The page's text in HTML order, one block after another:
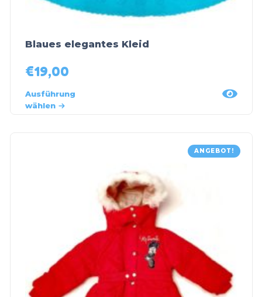
Blaues elegantes Kleid
€19,00
Ausführung
wählen
ANGEBOT!